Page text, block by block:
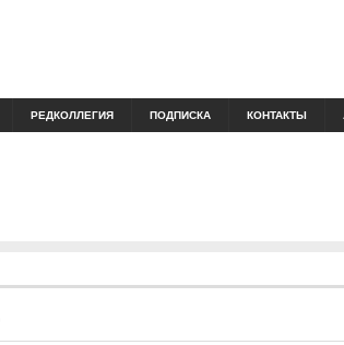
РЕДКОЛЛЕГИЯ ПОДПИСКА КОНТАКТЫ